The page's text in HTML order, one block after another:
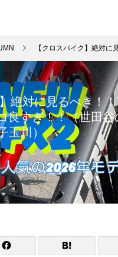
【クロスバイク】絶対に見るべき！！TREK FX2の新色カッコ良すぎ！！（世田谷
絶対に見るべき！
良すぎ！！（世田谷
玉川）